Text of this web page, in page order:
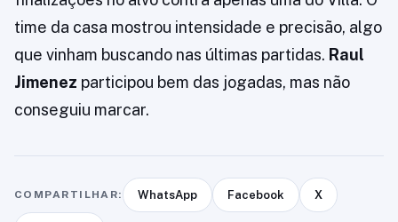
time da casa mostrou intensidade e precisão, algo
que vinham buscando nas últimas partidas. Raul
Jimenez participou bem das jogadas, mas não
conseguiu marcar.
COMPARTILHAR: WhatsApp Facebook X